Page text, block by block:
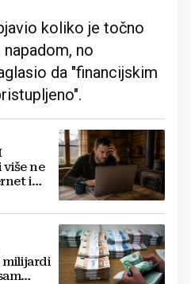
koliko je točno
no
da "financijskim
ne
i
milijardi